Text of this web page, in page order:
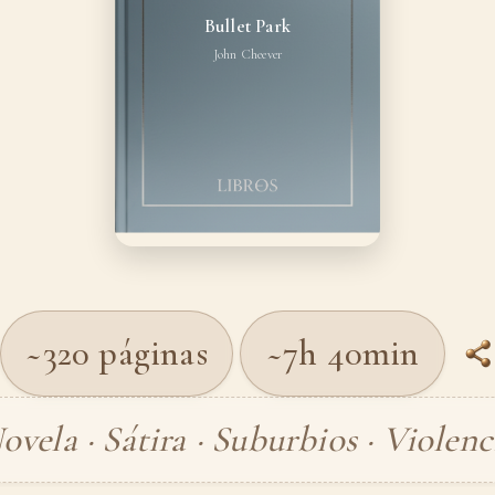
Bullet Park
John Cheever
~320 páginas
~7h 40min
· Sátira · Suburbios ·